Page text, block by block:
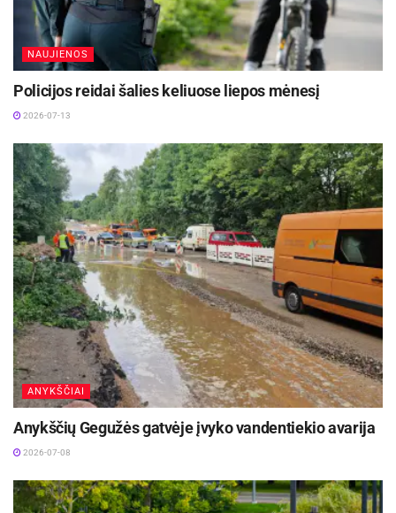
Utenos apskr. VPK informacija
NAUJIENOS
Policijos reidai šalies keliuose liepos mėnesį
2026-07-13
ANYKŠČIAI
Anykščių Gegužės gatvėje įvyko vandentiekio avarija
2026-07-08